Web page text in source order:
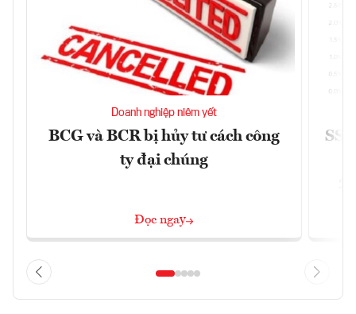
Doanh nghiệp niêm yết
BCG và BCR bị hủy tư cách công
ty đại chúng
Đọc ngay
SSI